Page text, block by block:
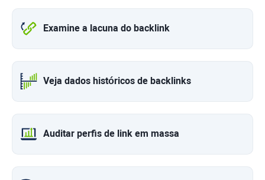
Examine a lacuna do backlink
Veja dados históricos de backlinks
Auditar perfis de link em massa